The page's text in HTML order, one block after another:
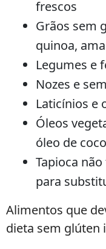
frescos
Grãos sem
quinoa,
Legumes e
Nozes e
Laticínios e
Óleos
óleo de coco
Tapioca
para
Alimentos que
dieta sem glúten